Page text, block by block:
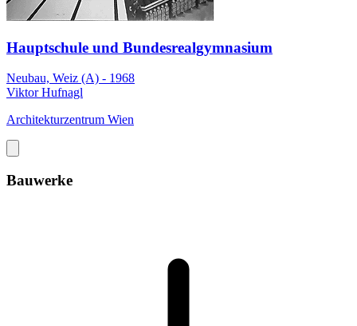
Hauptschule und Bundesrealgymnasium
Neubau, Weiz (A) - 1968
Viktor Hufnagl
Architekturzentrum Wien
Bauwerke